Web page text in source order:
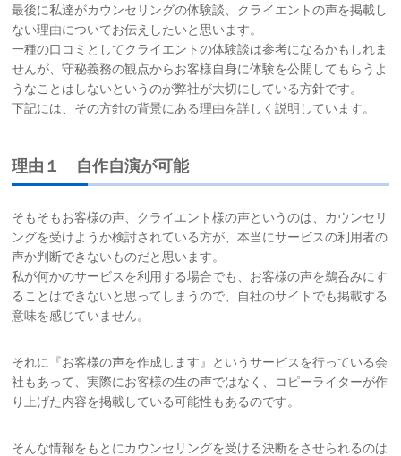
最後に私達がカウンセリングの体験談、クライエントの声を掲載し
ない理由についてお伝えしたいと思います。
一種の口コミとしてクライエントの体験談は参考になるかもしれま
せんが、守秘義務の観点からお客様自身に体験を公開してもらうよ
うなことはしないというのが弊社が大切にしている方針です。
下記には、その方針の背景にある理由を詳しく説明しています。
理由１ 自作自演が可能
そもそもお客様の声、クライエント様の声というのは、カウンセリ
ングを受けようか検討されている方が、本当にサービスの利用者の
声か判断できないものだと思います。
私が何かのサービスを利用する場合でも、お客様の声を鵜呑みにす
ることはできないと思ってしまうので、自社のサイトでも掲載する
意味を感じていません。
それに『お客様の声を作成します』というサービスを行っている会
社もあって、実際にお客様の生の声ではなく、コピーライターが作
り上げた内容を掲載している可能性もあるのです。
そんな情報をもとにカウンセリングを受ける決断をさせられるのは